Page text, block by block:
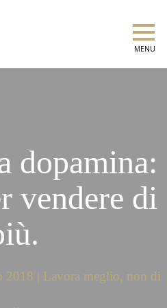
MENU
dopamina:
vendere di
2018 | Lavora meglio, non di